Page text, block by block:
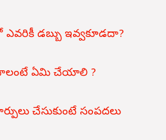
ఎవరికీ డబ్బు ఇవ్వకూడదా?
ఏమి చేయాలి ?
చేసుకుంటే సంపదలు